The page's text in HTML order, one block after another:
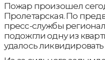
Пожар произошел
Пролетарская. По
пресс-службы
подожгли одну из
удалось